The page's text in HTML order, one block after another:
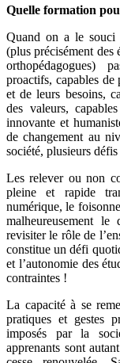
Quelle formation
Quand on a le souci
(plus précisément des
orthopédagogues)
proactifs, capables de
et de leurs besoins,
des valeurs,
innovante et
de changement au
société, plusieurs défis
Les relever ou non
pleine et rapide
numérique, le
malheureusement
revisiter le rôle de
constitue un défi
et l’autonomie des
contraintes !
La capacité à se
pratiques et gestes
imposés par la
apprenants sont